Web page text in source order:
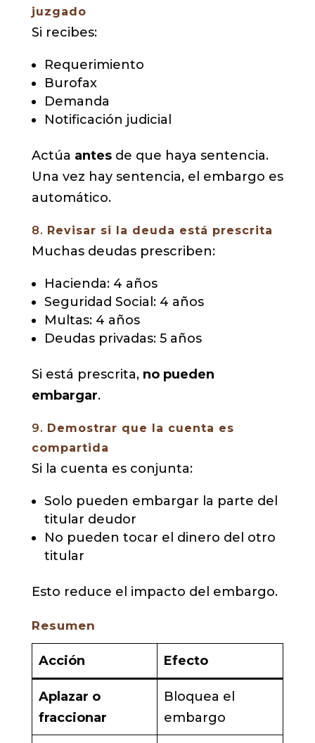
juzgado
Si recibes:
Requerimiento
Burofax
Demanda
Notificación judicial
Actúa antesde que haya sentencia.
Una vez hay sentencia, el embargo es
automático.
8. Revisar si la deuda está prescrita
Muchas deudas prescriben:
Hacienda: 4 años
Seguridad Social: 4 años
Multas: 4 años
Deudas privadas: 5 años
Si está prescrita, no pueden
embargar.
9. Demostrar que la cuenta es
compartida
Si la cuenta es conjunta:
Solo pueden embargar la parte del
titular deudor
No pueden tocar el dinero del otro
titular
Esto reduce el impacto del embargo.
Resumen
Acción Efecto
Aplazar o
fraccionar
Bloquea el
embargo